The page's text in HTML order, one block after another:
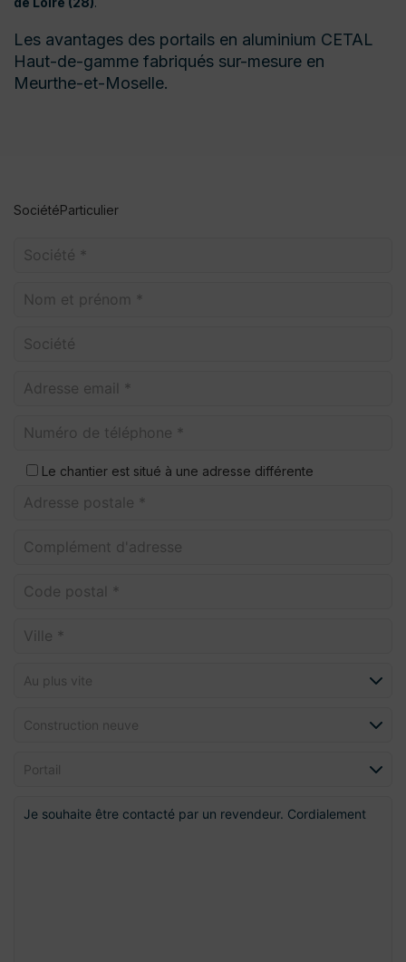
Les avantages des portails en aluminium CETAL
Haut-de-gamme fabriqués sur-mesure en
Meurthe-et-Moselle.
SociétéParticulier
Le chantier est situé à une adresse différente